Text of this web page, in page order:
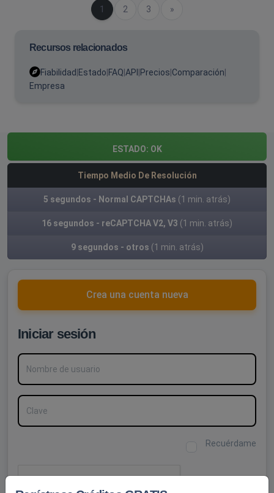
1
(actual) 2 3 »
Próximo
Recursos relacionados
Fiabilidad Estado FAQ API Precios Comparación
Empresa
ESTADO: OK
Tiempo Medio De Resolución
5 segundos - Normal CAPTCHAs (1 min. atrás)
16 segundos - reCAPTCHA V2, V3 (1 min. atrás)
9 segundos - otros (1 min. atrás)
Crea una cuenta nueva
Iniciar sesión
Nombre de usuario
Clave
Recuérdame